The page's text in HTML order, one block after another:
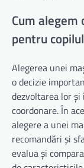
Cum alegem
pentru
Alegerea unei
o decizie
dezvoltarea lor
coordonare. În
alegere a unei
recomandări și
evalua și